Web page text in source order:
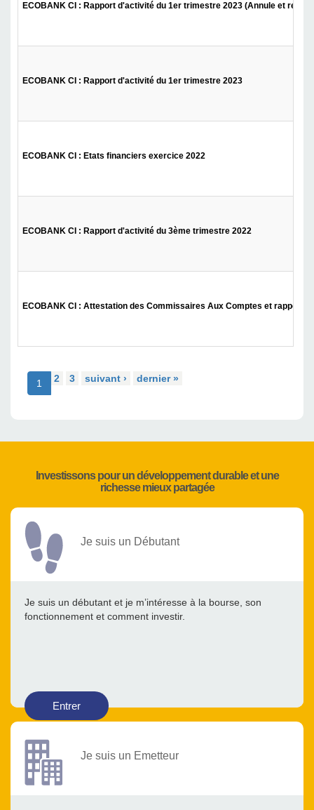
ECOBANK CI : Rapport d'activité du 1er trimestre 2023 (Annule et
ECOBANK CI : Rapport d'activité du 1er trimestre 2023
ECOBANK CI : Etats financiers exercice 2022
ECOBANK CI : Rapport d'activité du 3ème trimestre 2022
ECOBANK CI : Attestation des Commissaires Aux Comptes et rapport
1 2 3 suivant › dernier »
Investissons pour un développement durable et une
richesse mieux partagée
Je suis un Débutant
Je suis un débutant et je m’intéresse à la bourse, son
fonctionnement et comment investir.
Entrer
Je suis un Emetteur